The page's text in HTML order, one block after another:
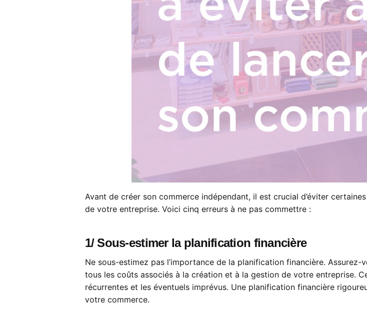
Avant de créer son commerce indépendant, il est crucial d’éviter
de votre entreprise. Voici cinq erreurs à ne pas commettre :
1/ Sous-estimer la planification financière
Ne sous-estimez pas l’importance de la planification financière.
tous les coûts associés à la création et à la gestion de votre entreprise.
récurrentes et les éventuels imprévus. Une planification financière
votre commerce.